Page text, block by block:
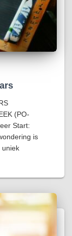
(PO-
Start:
is
uniek